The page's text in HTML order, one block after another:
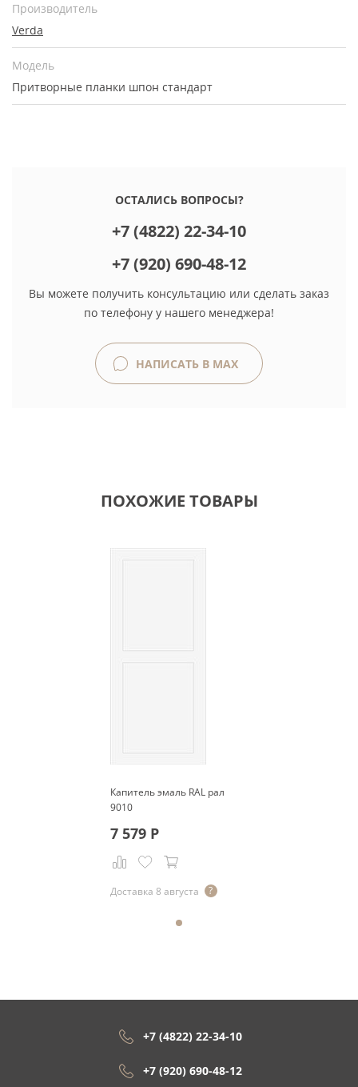
Производитель
Verda
Модель
Притворные планки шпон стандарт
ОСТАЛИСЬ ВОПРОСЫ?
+7 (4822) 22-34-10
+7 (920) 690-48-12
Вы можете получить консультацию или сделать заказ
по телефону у нашего менеджера!
НАПИСАТЬ В MAX
ПОХОЖИЕ ТОВАРЫ
Капитель эмаль RAL рал
9010
7 579Р
Доставка 8 августа
+7 (4822) 22-34-10
+7 (920) 690-48-12